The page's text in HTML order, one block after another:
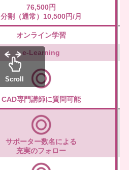
76,500円
分割（通常）10,500円/月
オンライン学習
e-Learning
CAD専門講師に質問可能
サポーター数名による
充実のフォロー
Scroll